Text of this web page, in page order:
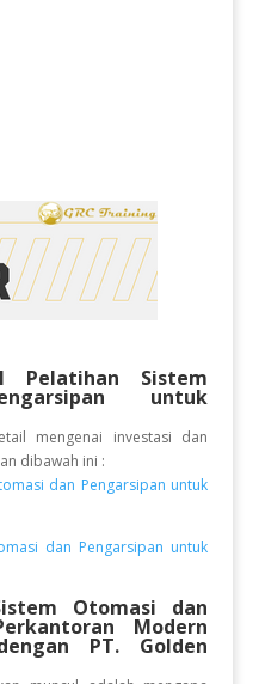
Pelatihan Sistem
untuk
mengenai investasi dan
dibawah ini :
dan Pengarsipan untuk
dan Pengarsipan untuk
Otomasi dan
Modern
PT. Golden